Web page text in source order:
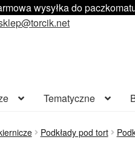
wysyłka do
Tematyczne
Podkłady pod tort